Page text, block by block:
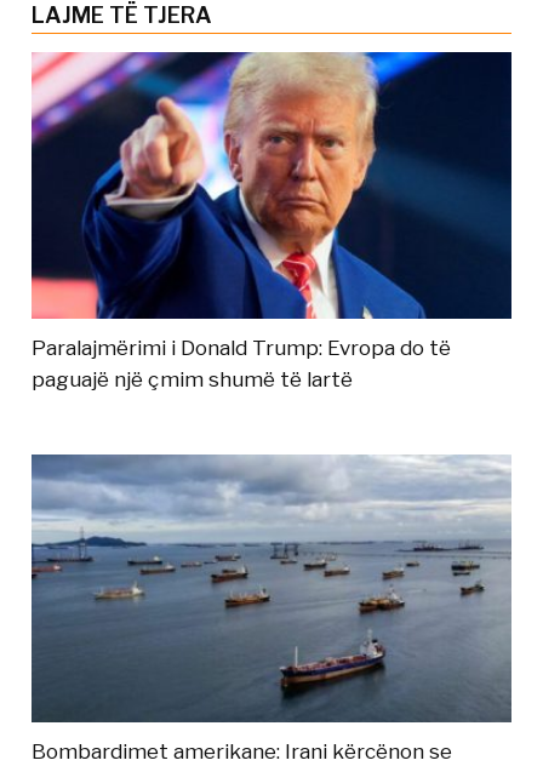
LAJME TË TJERA
Paralajmërimi i Donald Trump: Evropa do të
paguajë një çmim shumë të lartë
Bombardimet amerikane: Irani kërcënon se